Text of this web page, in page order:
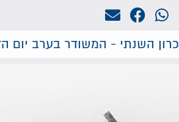
השנתי - המשודר בערב יום